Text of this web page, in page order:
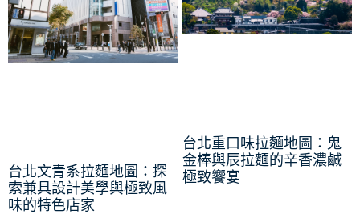
台北文青系拉麵地圖：探
索兼具設計美學與極致風
味的特色店家
台北重口味拉麵地圖：鬼
金棒與辰拉麵的辛香濃鹹
極致饗宴